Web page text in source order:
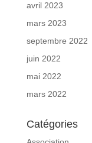
avril 2023
mars 2023
septembre 2022
juin 2022
mai 2022
mars 2022
Catégories